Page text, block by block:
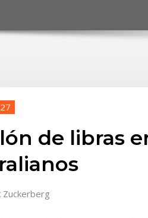
de libras
Zuckerberg